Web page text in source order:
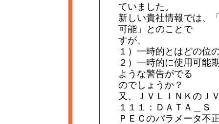
ていました。
新しい貴社情報では、
可能」とのことで
すが、
１）一時的とはどの位
２）一時的に使用可能
ような警告がでる
のでしょうか？
又、ＪＶＬＩＮＫのＪ
１１１：ＤＡＴＡ＿Ｓ
ＰＥＣのパラメータ不